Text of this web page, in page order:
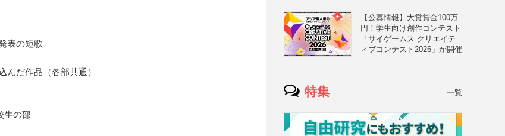
表の短歌
んだ作品（各部共通）
生の部
【公募情報】大賞賞金100万
円！学生向け創作コンテスト
「サイゲームス クリエイテ
ィブコンテスト2026」が開催
特集 一覧